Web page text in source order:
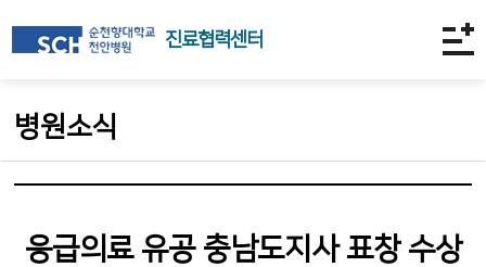
진료협력센터
병원소식
응급의료 유공 충남도지사 표창 수상